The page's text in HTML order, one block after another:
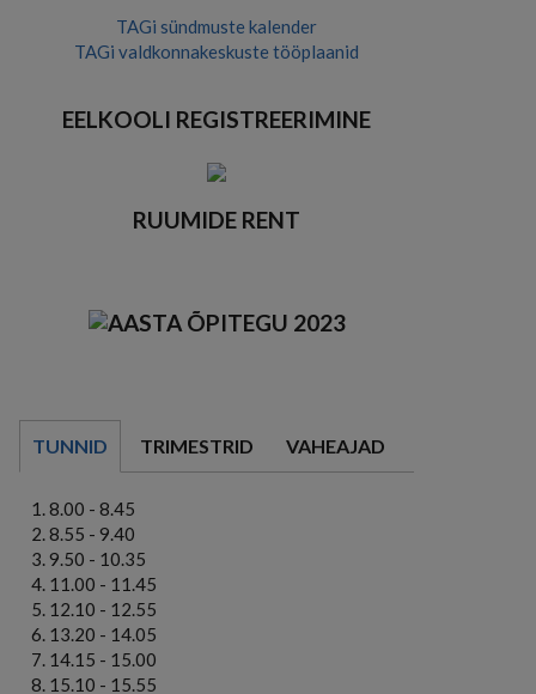
TAGi sündmuste kalender
TAGi valdkonnakeskuste tööplaanid
EELKOOLI REGISTREERIMINE
RUUMIDE RENT
TUNNID TRIMESTRID VAHEAJAD
8.00 - 8.45
8.55 - 9.40
9.50 - 10.35
11.00 - 11.45
12.10 - 12.55
13.20 - 14.05
14.15 - 15.00
15.10 - 15.55